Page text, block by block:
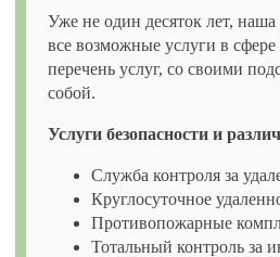
Уже не один десяток лет,
все возможные услуги в
перечень услуг, со своими
собой.
Услуги безопасности и
Служба контроля за
Круглосуточное
Противопожарные
Тотальный контроль за